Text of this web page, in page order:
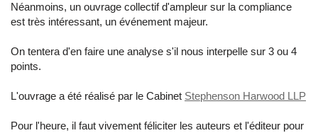
Néanmoins, un ouvrage collectif d'ampleur sur la compliance
est très intéressant, un événement majeur.
On tentera d'en faire une analyse s'il nous interpelle sur 3 ou 4
points.
L'ouvrage a été réalisé par le Cabinet Stephenson Harwood LLP
Pour l'heure, il faut vivement féliciter les auteurs et l'éditeur pour